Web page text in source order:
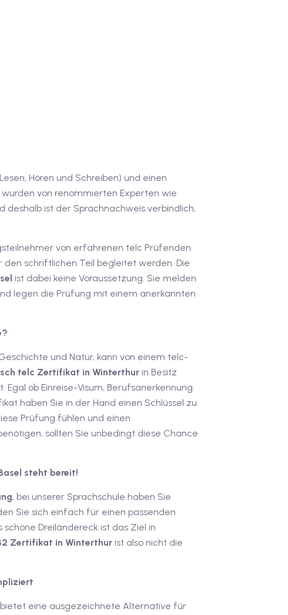
Hören und Schreiben) und einen
von renommierten Experten wie
deshalb ist der Sprachnachweis verbindlich,
von erfahrenen telc Prüfenden
schriftlichen Teil begleitet werden. Die
ist dabei keine Voraussetzung. Sie melden
legen die Prüfung mit einem anerkannten
und Natur, kann von einem telc-
telc Zertifikat in Winterthur in Besitz
ob Einreise-Visum, Berufsanerkennung
haben Sie in der Hand einen Schlüssel zu
Prüfung fühlen und einen
sollten Sie unbedingt diese Chance
steht bereit!
, bei unserer Sprachschule haben Sie
Sie sich einfach für einen passenden
Dreiländereck ist das Ziel in
Zertifikat in Winterthur ist also nicht die
bietet eine ausgezeichnete Alternative für